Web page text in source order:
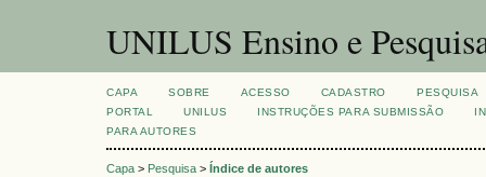
UNILUS Ensino e
CAPA SOBRE ACESSO CADASTRO
PESQUISA
PORTAL
UNILUS INSTRUÇÕES PARA SUBMISSÃO
PARA AUTORES
Capa > Pesquisa > Índice de autores